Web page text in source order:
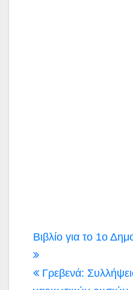
Πλοήγηση
άρθρων
Βιβλίο για το 1ο
Γρεβενά: